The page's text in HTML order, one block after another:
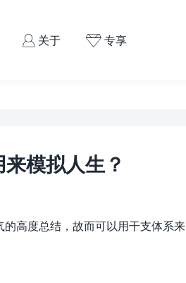
 关于  专享
模拟人生？
高度总结，故而可以用干支体系来